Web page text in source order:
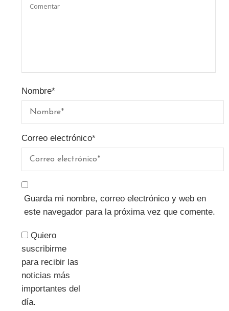
Nombre*
Correo electrónico*
Guarda mi nombre, correo electrónico y web en
este navegador para la próxima vez que comente.
Quiero
suscribirme
para recibir las
noticias más
importantes del
día.